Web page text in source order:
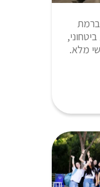
ברמת
מלא.